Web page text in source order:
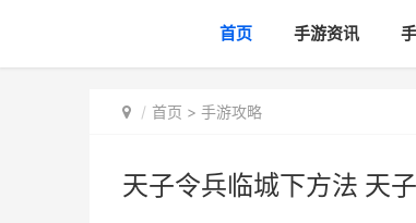
首页 手游资讯
首页 > 手游攻略
天子令兵临城下方法 天